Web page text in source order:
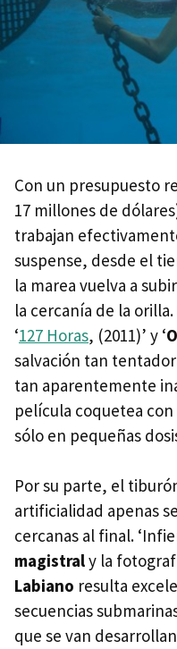
Con un presupuesto
17 millones de
trabajan
suspense, desde el
la marea vuelva a
la cercanía de la
‘127 Horas, (2011)’ y ‘
salvación tan
tan aparentemente
película coquetea
sólo en pequeñas
Por su parte, el
artificialidad apenas
cercanas al final.
magistraly la
Labiano resulta
secuencias
que se van